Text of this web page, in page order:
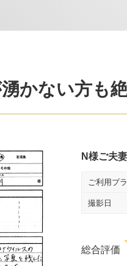
かない方も
N様ご夫
ご利用プ
撮影日
総合評価